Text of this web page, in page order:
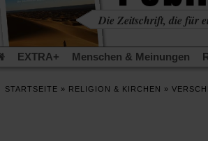
Die Zeitschrift, die für
EXTRA+ Menschen & Meinungen
Leserinitiative Publik-Forum e.V.
Die
STARTSEITE » RELIGION & KIRCHEN »